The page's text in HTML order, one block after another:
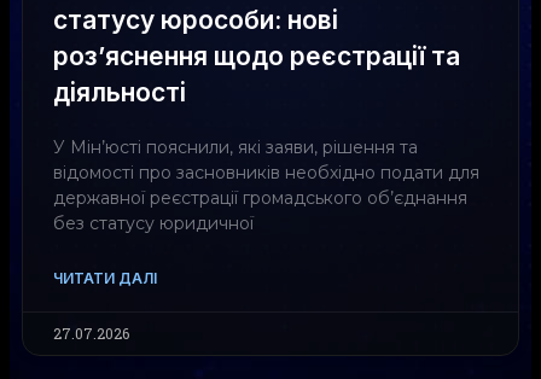
статусу юрособи: нові
роз’яснення щодо реєстрації та
діяльності
У Мін’юсті пояснили, які заяви, рішення та
відомості про засновників необхідно подати для
державної реєстрації громадського об’єднання
без статусу юридичної
ЧИТАТИ ДАЛІ
27.07.2026